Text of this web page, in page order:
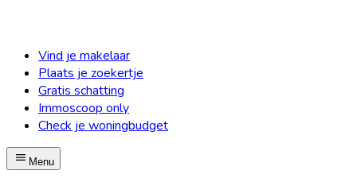
Vind je makelaar
Plaats je zoekertje
Gratis schatting
Immoscoop only
Check je woningbudget
Menu